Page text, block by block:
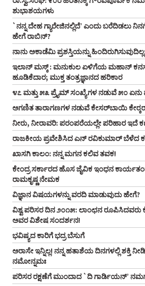
ಶುಭಾಶಯಗಳು
`ನನ್ನ ದೇಹ ಗ್ಯಾರೇಜಿನಲ್ಲಿದೆ’ ಎಂದು ಬರೆದಿಡಲು
ಹೇಗೆ ರಾಬಿನ್‌?
ನಾನು ಅಕಾಡೆಮಿ ಪ್ರಶಸ್ತಿಯನ್ನು
ಇಲಾನ್ ಮಸ್ಕ್ : ಮನುಕುಲ ಏಳಿಗೆಯ ಮಹಾನ್
ಹೂಡಿಕೆದಾರ; ಮುಕ್ತ ತಂತ್ರಜ್ಞಾನದ ಹರಿಕಾರ
೪೭ ಮತ್ತು ೫೩ ಪ್ರೈಮ್‌ ಸಂಖ್ಯೆಗಳ ನಡುವೆ ೫೦
ಅಗಣಿತ ತಾರಾಗಣಗಳ ನಡುವೆ ಕೇಸರ್‌ಬಾಯಿ
ನೀರು, ನೀರಾವರಿ: ಪರಂಪರೆಯಲ್ಲೇ ಪರಿಹಾರ ಇದೆ
ರಾಜಕೀಯ ಪ್ರವೇಶಿಸಿದ ಎನ್‌ ರವಿಕುಮಾರ್‌ ಬೆಳೆದ
ಖಾಸಗಿ ಕಾಲಂ: ನನ್ನ ಮಗನ ಕಲಿವ ತವಕ!
ಕೇಂದ್ರ ಸರ್ಕಾರದ ಹೊಸ ಜೈವಿಕ ಇಂಧನ
ರಾಮಕೃಷ್ಣ ನೇಮಕ
ವಿಜ್ಞಾನ ವಿಷಯಗಳನ್ನು ವರದಿ ಮಾಡುವುದು ಹೇಗೆ?
ವಿಶ್ವ ಪರಿಸರ ದಿನ ೨೦೧೫: ಲಾಂಛನ ರೂಪಿಸಿದವರು
ಅವರ ವಿಶೇಷ ಸಂದರ್ಶನ!
ಭವಿಷ್ಯದ ಕಾರಿಗೆ ಭದ್ರ ಬೆಸುಗೆ
ಅರಾಸೇ ಇನ್ನಿಲ್ಲ! ನನ್ನ ಹತಾಶೆಯ ದಿನಗಳಲ್ಲಿ ಶಕ್ತಿ
ನಮೋನ್ನಮಃ
ಪರಿಸರ ರಕ್ಷಣೆಗೆ ಮುಂದಾದ `ದಿ ಗಾರ್ಡಿಯನ್‌’